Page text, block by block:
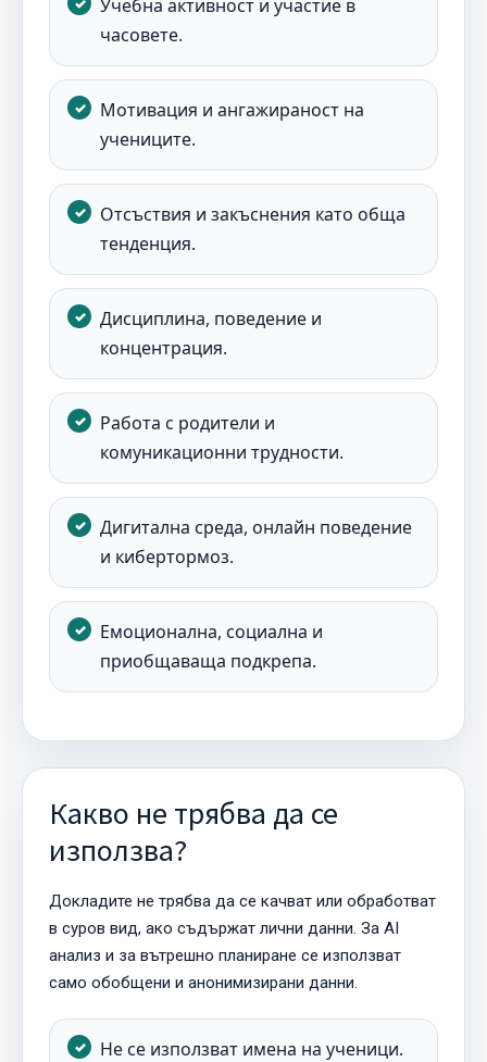
Учебна активност и участие в
часовете.
Мотивация и ангажираност на
учениците.
Отсъствия и закъснения като обща
тенденция.
Дисциплина, поведение и
концентрация.
Работа с родители и
комуникационни трудности.
Дигитална среда, онлайн поведение
и кибертормоз.
Емоционална, социална и
приобщаваща подкрепа.
Какво не трябва да се
използва?
Докладите не трябва да се качват или обработват
в суров вид, ако съдържат лични данни. За AI
анализ и за вътрешно планиране се използват
само обобщени и анонимизирани данни.
Не се използват имена на ученици.